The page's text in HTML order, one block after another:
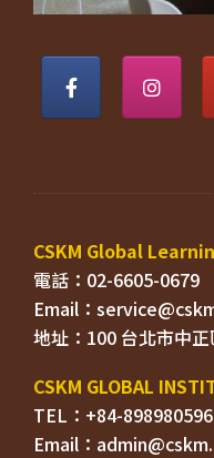
電話：02-6605-0679
Email：
TEL：+84-898980596